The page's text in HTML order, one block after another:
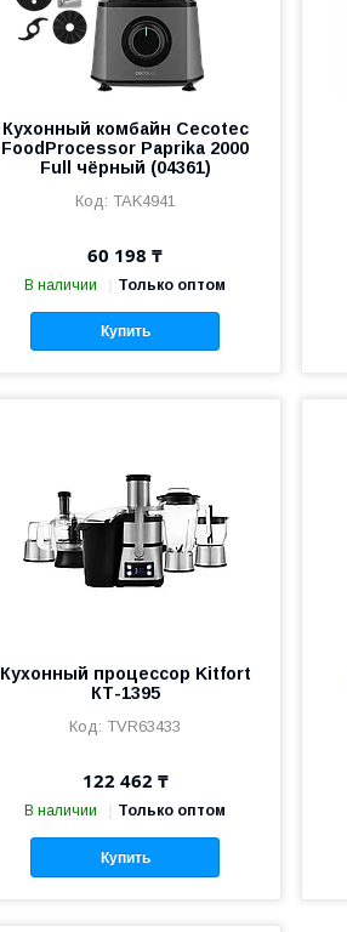
Кухонный комбайн Cecotec
FoodProcessor Paprika 2000
Full чёрный (04361)
TAK4941
60 198 ₸
В наличии Только оптом
Купить
Кухонный процессор Kitfort
КТ-1395
TVR63433
122 462 ₸
В наличии Только оптом
Купить